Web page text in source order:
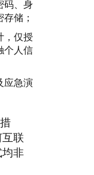
码、身
储；
，仅授
个人信
应急演
联
非